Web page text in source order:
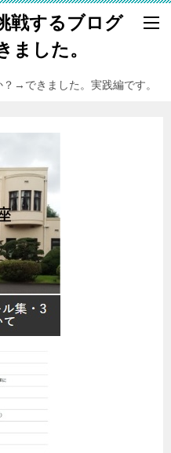
戦するブログ
した。
→できました。実践編です。